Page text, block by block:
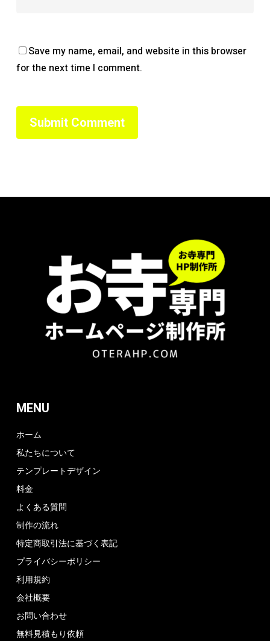
Save my name, email, and website in this browser
for the next time I comment.
MENU
ホーム
私たちについて
テンプレートデザイン
料金
よくある質問
制作の流れ
特定商取引法に基づく表記
プライバシーポリシー
利用規約
会社概要
お問い合わせ
無料見積もり依頼